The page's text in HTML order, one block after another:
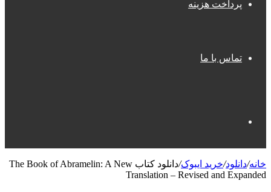
پرداخت هزینه
تماس با ما
برای
خانه/دانلود/خرید ایبوک/
دانلود کتاب The Book of Abramelin: A New
Translation – Revised and Expanded